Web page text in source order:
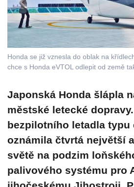
Honda se již vznesla do oblak na
chce s Honda eVTOL odlepit od země
Japonská Honda šlápla
městské letecké
bezpilotního letadla typu
oznámila čtvrtá největší
světě na podzim
palivového systému pro